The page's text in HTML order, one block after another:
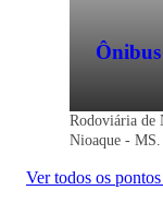
Rodoviária de
Nioaque - MS.
Ver todos os